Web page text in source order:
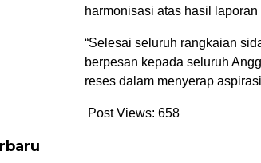
harmonisasi atas hasil laporan
“Selesai seluruh rangkaian
berpesan kepada seluruh
reses dalam menyerap
Post Views: 658